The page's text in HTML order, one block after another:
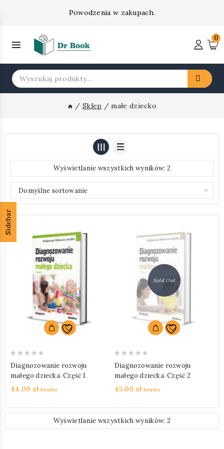
Powodzenia w zakupach.
0
Search
for:
Sidebar
/ Sklep / małe dziecko
Wyświetlanie wszystkich wyników: 2
5
Diagnozowanie rozwoju
małego dziecka. Część 1
44,00 zł brutto
Sold Out
5
Diagnozowanie rozwoju
małego dziecka. Część 2
45,00 zł brutto
Wyświetlanie wszystkich wyników: 2